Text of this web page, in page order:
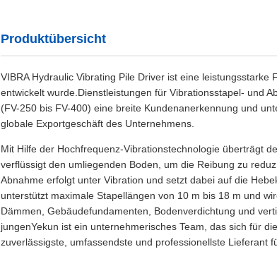
Produktübersicht
VIBRA Hydraulic Vibrating Pile Driver ist eine
entwickelt wurde.Dienstleistungen für Vibrationsstapel- und
(FV-250 bis FV-400) eine breite Kundenanerkennung und
globale Exportgeschäft des Unternehmens.
Mit Hilfe der Hochfrequenz-Vibrationstechnologie überträgt
verflüssigt den umliegenden Boden, um die Reibung zu
Abnahme erfolgt unter Vibration und setzt dabei auf die
unterstützt maximale Stapellängen von 10 m bis 18 m und
Dämmen, Gebäudefundamenten, Bodenverdichtung und
jungenYekun ist ein unternehmerisches Team, das sich für
zuverlässigste, umfassendste und professionellste Lieferant